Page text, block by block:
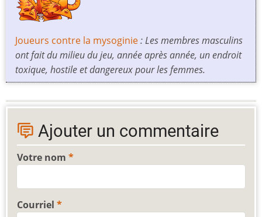
Joueurs contre la mysoginie: Les membres masculins
ont fait du milieu du jeu, année après année, un endroit
toxique, hostile et dangereux pour les femmes.
Ajouter un commentaire
Votre nom
Courriel